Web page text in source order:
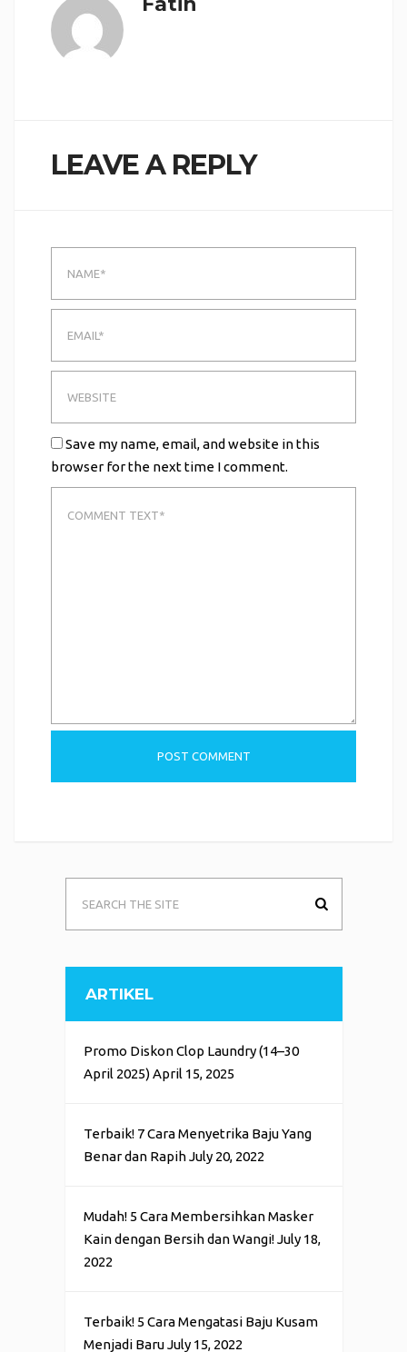
LEAVE A REPLY
Save my name, email, and website in this
browser for the next time I comment.
ARTIKEL
Promo Diskon Clop Laundry (14–30
April 2025) April 15, 2025
Terbaik! 7 Cara Menyetrika Baju Yang
Benar dan Rapih July 20, 2022
Mudah! 5 Cara Membersihkan Masker
Kain dengan Bersih dan Wangi! July 18,
2022
Terbaik! 5 Cara Mengatasi Baju Kusam
Menjadi Baru July 15, 2022